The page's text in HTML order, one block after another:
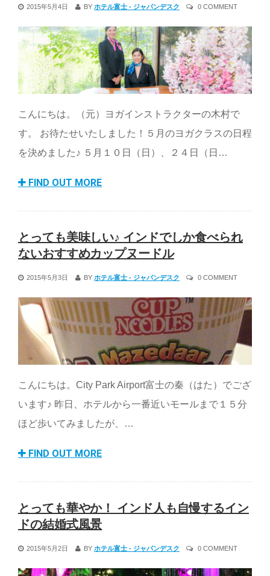
2015年5月4日 BY ホテル富士 - ジャパンデスク 0 COMMENT
こんにちは。（元）ヨガインストラクターの木村で
す。 お待たせいたしました！５月のヨガクラスの日程
を決めました♪ ５月１０日（日）、２４日（日…
FIND OUT MORE
とっても美味しい♪ インドでしか食べられ
ないおすすめカップヌードル
2015年5月3日 BY ホテル富士 - ジャパンデスク 0 COMMENT
こんにちは。City Park Airport富士の秦（はた）でござ
います♪ 昨日、ホテルから一番近いモールまで１５分
ほど歩いてみましたが、…
FIND OUT MORE
とっても華やか！ インド人も自慢するイン
ドの結婚式風景
2015年5月2日 BY ホテル富士 - ジャパンデスク 0 COMMENT